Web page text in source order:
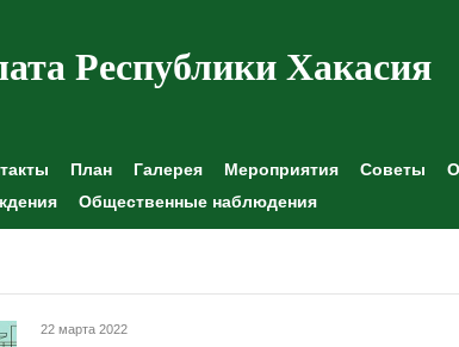
Республики Хакасия
План Галерея Мероприятия Советы
Общественные наблюдения
22 марта 2022